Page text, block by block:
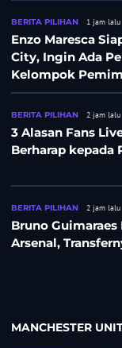
BERITA PILIHAN 1 jam lalu
Enzo Maresca
City, Ingin Ada
Kelompok
BERITA PILIHAN 2 jam lalu
3 Alasan Fans
Berharap kepada
BERITA PILIHAN 2 jam lalu
Bruno Guimaraes
Arsenal,
MANCHESTER